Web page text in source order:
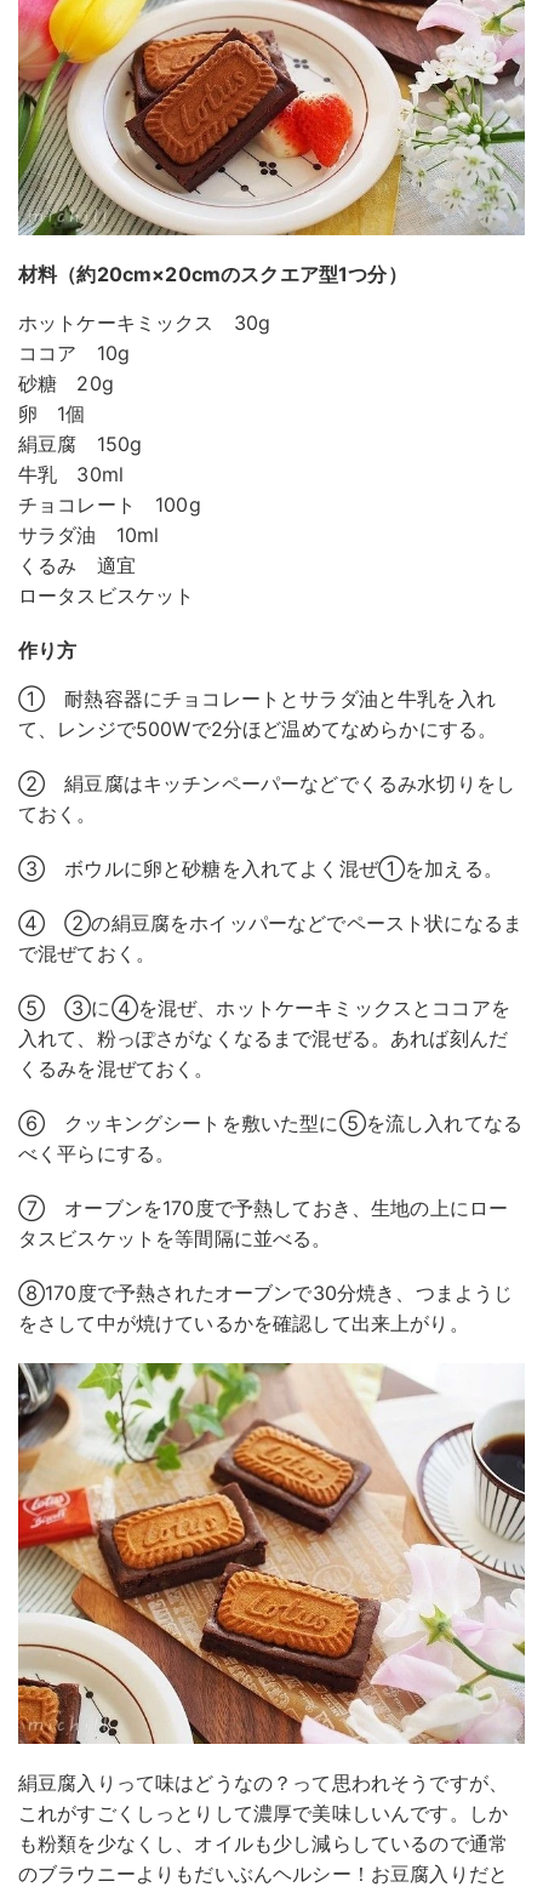
材料（約20cm×20cmのスクエア型1つ分）
ホットケーキミックス 30g
ココア 10g
砂糖 20g
卵 1個
絹豆腐 150g
牛乳 30ml
チョコレート 100g
サラダ油 10ml
くるみ 適宜
ロータスビスケット
作り方
① 耐熱容器にチョコレートとサラダ油と牛乳を入れ
て、レンジで500Wで2分ほど温めてなめらかにする。
② 絹豆腐はキッチンペーパーなどでくるみ水切りをし
ておく。
③ ボウルに卵と砂糖を入れてよく混ぜ①を加える。
④ ②の絹豆腐をホイッパーなどでペースト状になるま
で混ぜておく。
⑤ ③に④を混ぜ、ホットケーキミックスとココアを
入れて、粉っぽさがなくなるまで混ぜる。あれば刻んだ
くるみを混ぜておく。
⑥ クッキングシートを敷いた型に⑤を流し入れてなる
べく平らにする。
⑦ オーブンを170度で予熱しておき、生地の上にロー
タスビスケットを等間隔に並べる。
⑧170度で予熱されたオーブンで30分焼き、つまようじ
をさして中が焼けているかを確認して出来上がり。
絹豆腐入りって味はどうなの？って思われそうですが、
これがすごくしっとりして濃厚で美味しいんです。しか
も粉類を少なくし、オイルも少し減らしているので通常
のブラウニーよりもだいぶんヘルシー！お豆腐入りだと